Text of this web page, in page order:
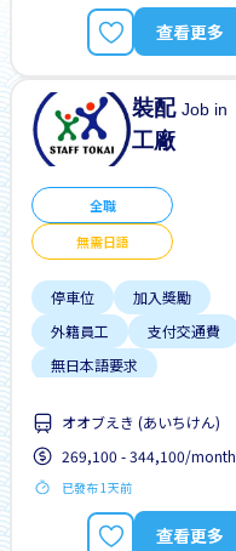
查看更多
裝配Job in
工廠
全職
無需日語
停車位
加入獎勵
外籍員工
支付交通費
無日本語要求
預付工資
オオブえき (あいちけん)
269,100 - 344,100/month
已發布 1天前
查看更多